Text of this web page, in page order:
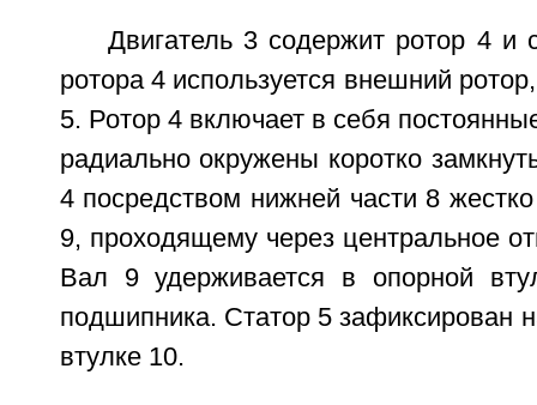
Двигатель 3 содержит ротор 4 и
ротора 4 используется внешний
5. Ротор 4 включает в себя
радиально окружены коротко
4 посредством нижней части 8
9, проходящему через центральное
Вал 9 удерживается в опорной
подшипника. Статор 5 зафиксирован
втулке 10.